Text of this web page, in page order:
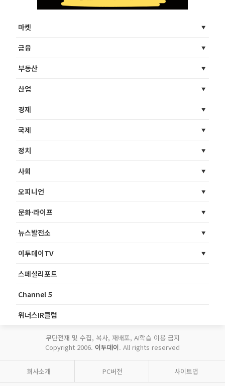
마켓
금융
부동산
산업
경제
국제
정치
사회
오피니언
문화·라이프
뉴스발전소
이투데이TV
스페셜리포트
Channel 5
위너스IR클럽
무단전재 및 수집, 복사, 재배포, AI학습 이용 금지
Copyright 2006. 이투데이. All rights reserved
회사소개 PC버전 사이트맵